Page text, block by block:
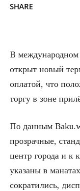
SHARE
В международном
открыт новый
оплатой, что
торгу в зоне
По данным
прозрачные,
центр города и к
указаны в
сократились,